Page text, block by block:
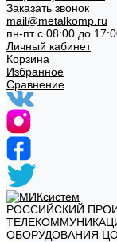
Заказать звонок
mail@metalkomp.ru
пн-пт с 08:00 до
Личный кабинет
Корзина
Избранное
Сравнение
РОССИЙСКИЙ
ОБОРУДОВАНИЯ